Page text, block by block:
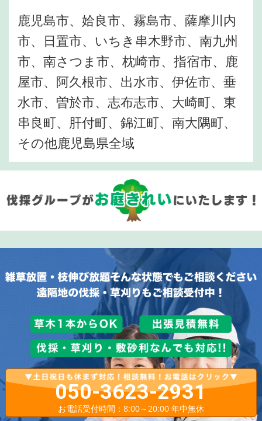
鹿児島市、姶良市、霧島市、薩摩川内
市、日置市、いちき串木野市、南九州
市、南さつま市、枕崎市、指宿市、鹿
屋市、阿久根市、出水市、伊佐市、垂
水市、曽於市、志布志市、大崎町、東
串良町、肝付町、錦江町、南大隅町、
その他鹿児島県全域
050-3623-2931
お電話受付時間：8:00～20:00 年中無休